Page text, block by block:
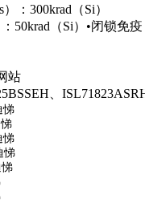
：300krad（Si）
50krad（Si）•闭锁免
站
、
悌
悌
悌
悌